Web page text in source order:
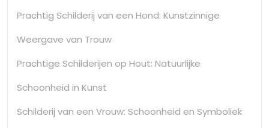
Prachtig Schilderij van een Hond: Kunstzinnige
Weergave van Trouw
Prachtige Schilderijen op Hout: Natuurlijke
Schoonheid in Kunst
Schilderij van een Vrouw: Schoonheid en Symboliek